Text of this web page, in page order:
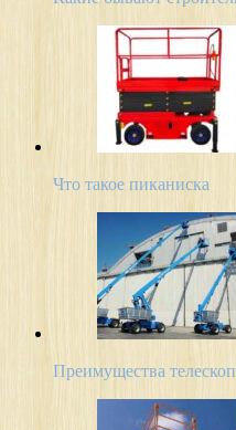
Что такое пиканиска
Преимущества